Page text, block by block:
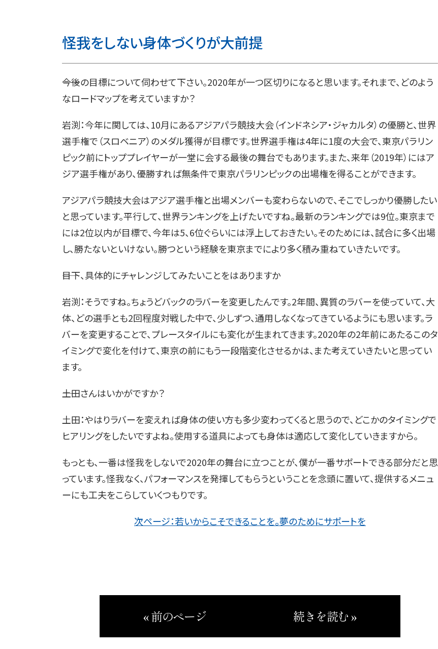
怪我をしない身体づくりが大前提
――今後の目標について伺わせて下さい。2020年が一つ区切りになると思います。それまで、どのよう
なロードマップを考えていますか？
岩渕：今年に関しては、10月にあるアジアパラ競技大会（インドネシア・ジャカルタ）の優勝と、世界
選手権で（スロベニア）のメダル獲得が目標です。世界選手権は4年に1度の大会で、東京パラリン
ピック前にトッププレイヤーが一堂に会する最後の舞台でもあります。また、来年（2019年）にはア
ジア選手権があり、優勝すれば無条件で東京パラリンピックの出場権を得ることができます。
アジアパラ競技大会はアジア選手権と出場メンバーも変わらないので、そこでしっかり優勝したい
と思っています。平行して、世界ランキングを上げたいですね。最新のランキングでは9位。東京まで
には2位以内が目標で、今年は5、6位ぐらいには浮上しておきたい。そのためには、試合に多く出場
し、勝たないといけない。勝つという経験を東京までにより多く積み重ねていきたいです。
――目下、具体的にチャレンジしてみたいことをはありますか
岩渕：そうですね。ちょうどバックのラバーを変更したんです。2年間、異質のラバーを使っていて、大
体、どの選手とも2回程度対戦した中で、少しずつ、通用しなくなってきているようにも思います。ラ
バーを変更することで、プレースタイルにも変化が生まれてきます。2020年の2年前にあたるこのタ
イミングで変化を付けて、東京の前にもう一段階変化させるかは、また考えていきたいと思ってい
ます。
――土田さんはいかがですか？
土田：やはりラバーを変えれば身体の使い方も多少変わってくると思うので、どこかのタイミングで
ヒアリングをしたいですよね。使用する道具によっても身体は適応して変化していきますから。
もっとも、一番は怪我をしないで2020年の舞台に立つことが、僕が一番サポートできる部分だと思
っています。怪我なく、パフォーマンスを発揮してもらうということを念頭に置いて、提供するメニュ
ーにも工夫をこらしていくつもりです。
次ページ：若いからこそできることを。夢のためにサポートを
« 前のページ 続きを読む »